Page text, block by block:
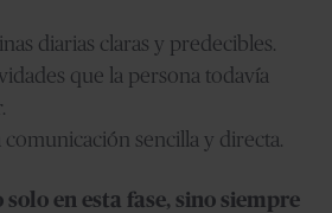
diarias claras y predecibles.
que la persona todavía
comunicación sencilla y directa.
solo en esta fase, sino siempre